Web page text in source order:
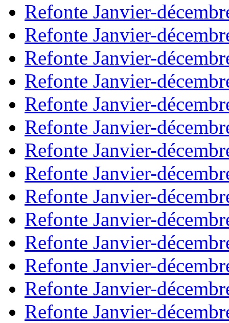
Refonte Janvier-
Refonte Janvier-
Refonte Janvier-
Refonte Janvier-
Refonte Janvier-
Refonte Janvier-
Refonte Janvier-
Refonte Janvier-
Refonte Janvier-
Refonte Janvier-
Refonte Janvier-
Refonte Janvier-
Refonte Janvier-
Refonte Janvier-